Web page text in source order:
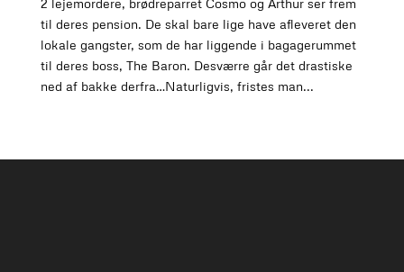
2 lejemordere, brødreparret Cosmo og Arthur ser frem
til deres pension. De skal bare lige have afleveret den
lokale gangster, som de har liggende i bagagerummet
til deres boss, The Baron. Desværre går det drastiske
ned af bakke derfra…Naturligvis, fristes man...